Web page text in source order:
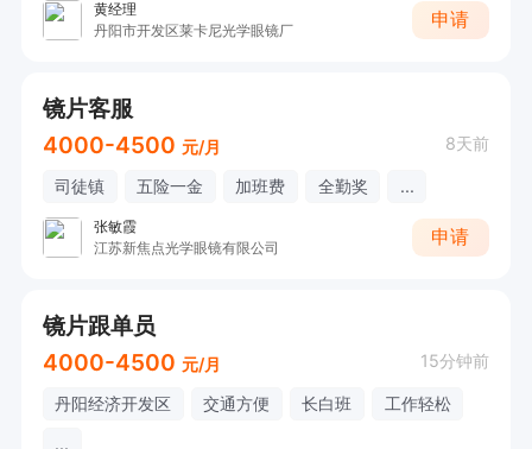
黄经理
丹阳市开发区莱卡尼光学眼镜厂
申请
镜片客服
4000-4500 元/月 8天前
司徒镇 五险一金 加班费 全勤奖 ...
张敏霞
江苏新焦点光学眼镜有限公司
申请
镜片跟单员
4000-4500 元/月 15分钟前
丹阳经济开发区 交通方便 长白班
工作轻松
...